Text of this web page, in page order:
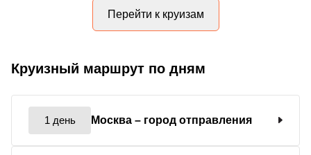
Перейти к круизам
Круизный маршрут по дням
1 день Москва – город отправления